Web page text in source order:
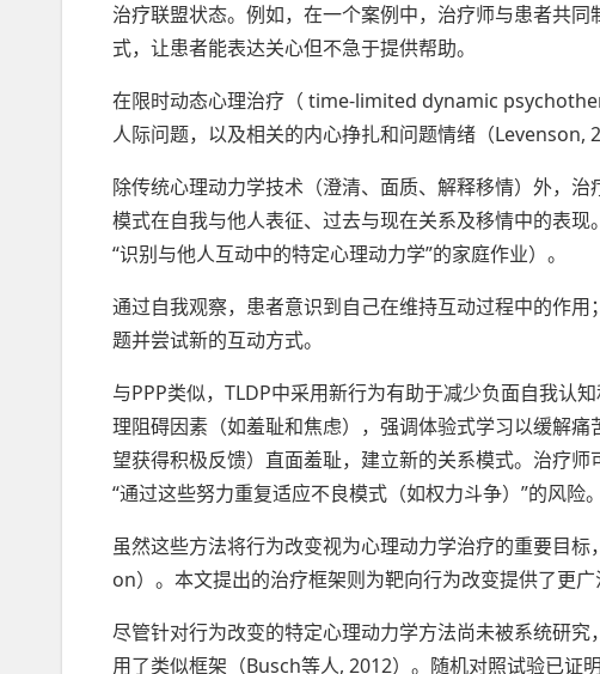
治疗联盟状态。例如，在一个案例中，治疗师与患者共同
式，让患者能表达关心但不急于提供帮助。
在限时动态心理治疗（ time-limited dynamic
人际问题，以及相关的内心挣扎和问题情绪（Levenson,
除传统心理动力学技术（澄清、面质、解释移情）外，
模式在自我与他人表征、过去与现在关系及移情中的表
“识别与他人互动中的特定心理动力学”的家庭作业）。
通过自我观察，患者意识到自己在维持互动过程中的作
题并尝试新的互动方式。
与PPP类似，TLDP中采用新行为有助于减少负面自我认
理阻碍因素（如羞耻和焦虑），强调体验式学习以缓解
望获得积极反馈）直面羞耻，建立新的关系模式。治疗
“通过这些努力重复适应不良模式（如权力斗争）”的风险。
虽然这些方法将行为改变视为心理动力学治疗的重要目
on）。本文提出的治疗框架则为靶向行为改变提供了更
尽管针对行为改变的特定心理动力学方法尚未被系统研
用了类似框架（Busch等人, 2012）。随机对照试验已